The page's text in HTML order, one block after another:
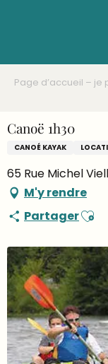
Page d’accueil –
Canoë 1h30
CANOÉ KAYAK
65 Rue Michel
M'y rendre
Partager